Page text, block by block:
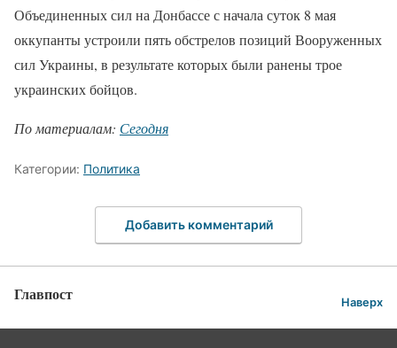
Объединенных сил на Донбассе с начала суток 8 мая
оккупанты устроили пять обстрелов позиций Вооруженных
сил Украины, в результате которых были ранены трое
украинских бойцов.
По материалам: Сегодня
Категории: Политика
Добавить комментарий
Главпост Наверх